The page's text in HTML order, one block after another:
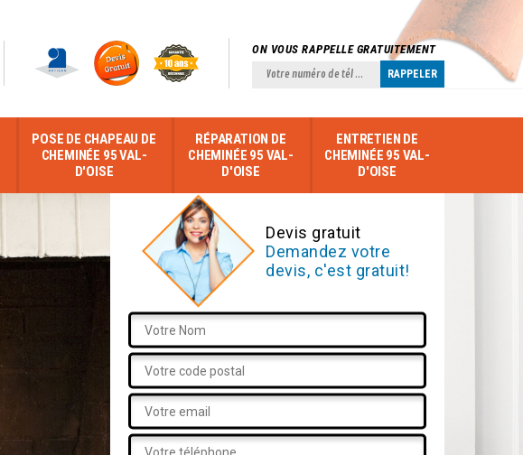
ON VOUS RAPPELLE GRATUITEMENT
POSE DE CHAPEAU DE
CHEMINÉE 95 VAL-
D'OISE
RÉPARATION DE
CHEMINÉE 95 VAL-
D'OISE
ENTRETIEN DE
CHEMINÉE 95 VAL-
D'OISE
Devis gratuit
Demandez votre
devis, c'est gratuit!